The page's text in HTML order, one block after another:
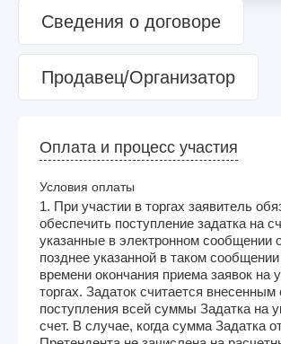
Сведения о договоре
Продавец/Организатор
Оплата и процесс участия
Условия оплаты
1. При участии в торгах заявитель
обеспечить поступление задатка на
указанные в электронном сообщении
позднее указанной в таком
времени окончания приема заявок на
торгах. Задаток считается внесенным
поступления всей суммы Задатка на
счет. В случае, когда сумма Задатка